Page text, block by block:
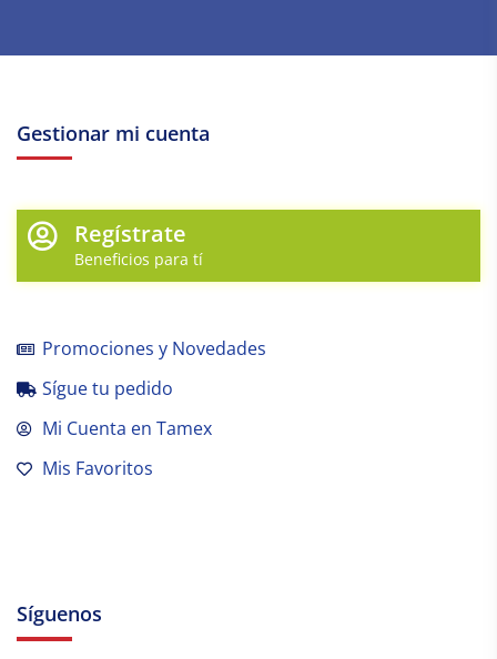
Gestionar mi cuenta
Regístrate
Beneficios para tí
Promociones y Novedades
Sígue tu pedido
Mi Cuenta en Tamex
Mis Favoritos
Síguenos